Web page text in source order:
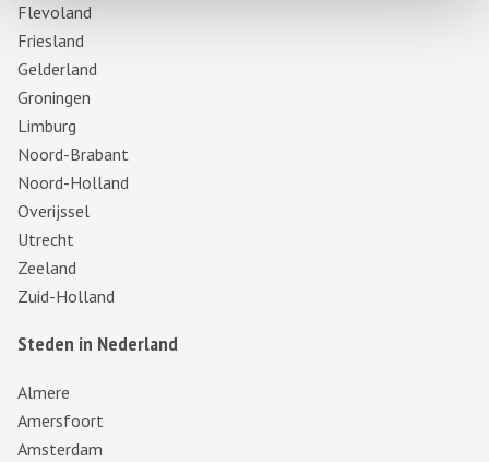
Flevoland
Friesland
Gelderland
Groningen
Limburg
Noord-Brabant
Noord-Holland
Overijssel
Utrecht
Zeeland
Zuid-Holland
Steden in Nederland
Almere
Amersfoort
Amsterdam